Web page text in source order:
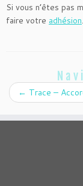
Si vous n’êtes pas
faire votre adhésion.
← Trace –